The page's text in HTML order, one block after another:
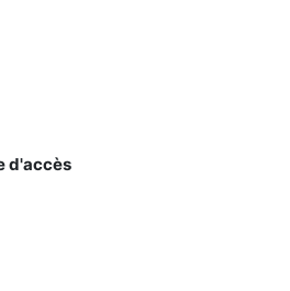
d'accès